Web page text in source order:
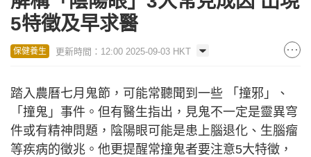
5特徵及早求醫
保健養生 更新時間：12:00 2025-09-03 HKT
踏入農曆七月鬼節，可能常聽聞到一些 「撞邪」、
「撞鬼」事件。但有醫生指出，見鬼不一定是靈異穹
件或有精神問題，陰陽眼可能是患上腦退化、生腦瘤
等疾病的徵兆。他更提醒常撞鬼者要注意5大特徵，